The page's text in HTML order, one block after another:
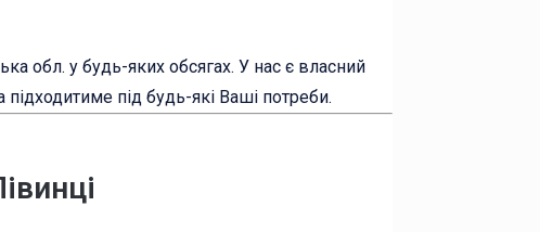
обл. у будь-яких обсягах. У нас є власний
під будь-які Ваші потреби.